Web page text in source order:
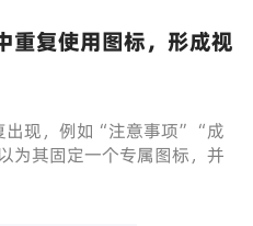
重复使用图标，形成视
出现，例如“注意事项”“成
其固定一个专属图标，并